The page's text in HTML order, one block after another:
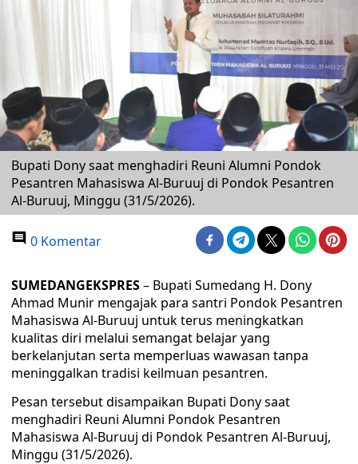
Bupati Dony saat menghadiri Reuni Alumni Pondok
Pesantren Mahasiswa Al-Buruuj di Pondok Pesantren
Al-Buruuj, Minggu (31/5/2026).
0 Komentar
SUMEDANGEKSPRES– Bupati Sumedang H. Dony
Ahmad Munir mengajak para santri Pondok Pesantren
Mahasiswa Al-Buruuj untuk terus meningkatkan
kualitas diri melalui semangat belajar yang
berkelanjutan serta memperluas wawasan tanpa
meninggalkan tradisi keilmuan pesantren.
Pesan tersebut disampaikan Bupati Dony saat
menghadiri Reuni Alumni Pondok Pesantren
Mahasiswa Al-Buruuj di Pondok Pesantren Al-Buruuj,
Minggu (31/5/2026).